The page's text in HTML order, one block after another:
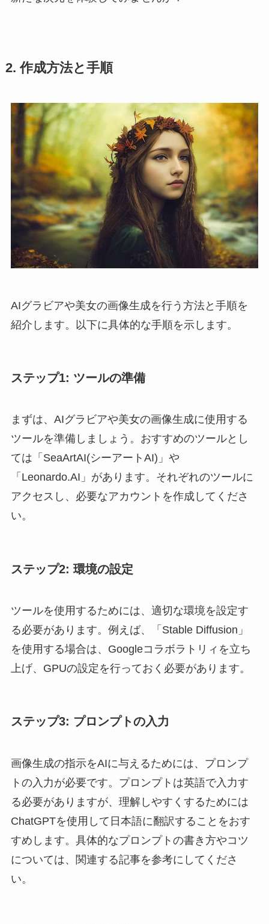
2. 作成方法と手順
AIグラビアや美女の画像生成を行う方法と手順を
紹介します。以下に具体的な手順を示します。
ステップ1: ツールの準備
まずは、AIグラビアや美女の画像生成に使用する
ツールを準備しましょう。おすすめのツールとし
ては「SeaArtAI(シーアートAI)」や
「Leonardo.AI」があります。それぞれのツールに
アクセスし、必要なアカウントを作成してくださ
い。
ステップ2: 環境の設定
ツールを使用するためには、適切な環境を設定す
る必要があります。例えば、「Stable Diffusion」
を使用する場合は、Googleコラボラトリィを立ち
上げ、GPUの設定を行っておく必要があります。
ステップ3: プロンプトの入力
画像生成の指示をAIに与えるためには、プロンプ
トの入力が必要です。プロンプトは英語で入力す
る必要がありますが、理解しやすくするためには
ChatGPTを使用して日本語に翻訳することをおす
すめします。具体的なプロンプトの書き方やコツ
については、関連する記事を参考にしてくださ
い。